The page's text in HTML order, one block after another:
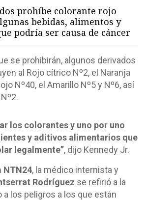
prohíbe colorante rojo
bebidas, alimentos y
podría ser causa de cáncer
se prohibirán, algunos derivados
al Rojo cítrico Nº2, el Naranja
Nº40, el Amarillo Nº5 y Nº6, así
los colorantes y uno por uno
y aditivos alimentarios que
legalmente”, dijo Kennedy Jr.
NTN24, la médico internista y
Rodríguez se refirió a la
a los peligros a los que están